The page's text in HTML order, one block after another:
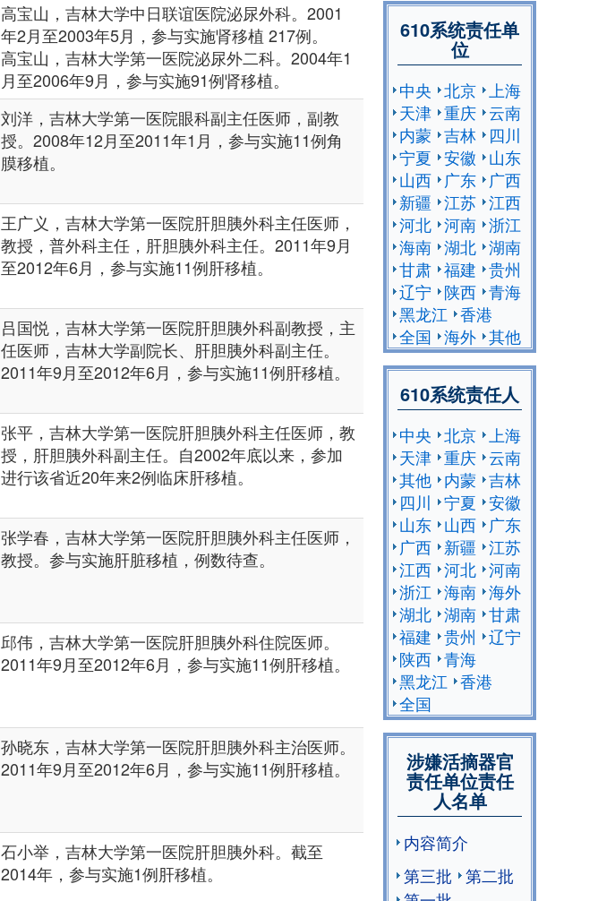
高宝山，吉林大学中日联谊医院泌尿外科。2001
年2月至2003年5月，参与实施肾移植 217例。
高宝山，吉林大学第一医院泌尿外二科。2004年1
月至2006年9月，参与实施91例肾移植。
刘洋，吉林大学第一医院眼科副主任医师，副教
授。2008年12月至2011年1月，参与实施11例角
膜移植。
王广义，吉林大学第一医院肝胆胰外科主任医师，
教授，普外科主任，肝胆胰外科主任。2011年9月
至2012年6月，参与实施11例肝移植。
吕国悦，吉林大学第一医院肝胆胰外科副教授，主
任医师，吉林大学副院长、肝胆胰外科副主任。
2011年9月至2012年6月，参与实施11例肝移植。
张平，吉林大学第一医院肝胆胰外科主任医师，教
授，肝胆胰外科副主任。自2002年底以来，参加
进行该省近20年来2例临床肝移植。
张学春，吉林大学第一医院肝胆胰外科主任医师，
教授。参与实施肝脏移植，例数待查。
邱伟，吉林大学第一医院肝胆胰外科住院医师。
2011年9月至2012年6月，参与实施11例肝移植。
孙晓东，吉林大学第一医院肝胆胰外科主治医师。
2011年9月至2012年6月，参与实施11例肝移植。
石小举，吉林大学第一医院肝胆胰外科。截至
2014年，参与实施1例肝移植。
610系统责任单
位
中央 北京
上海
天津 重庆 云南
内蒙 吉林
四川
宁夏 安徽
山东
山西
广东
广西
新疆 江苏 江西
河北 河南 浙江
海南 湖北 湖南
甘肃 福建 贵州
辽宁
陕西 青海
黑龙江 香港
全国 海外 其他
610系统责任人
中央 北京
上海
天津 重庆 云南
其他 内蒙 吉林
四川
宁夏 安徽
山东 山西
广东
广西 新疆 江苏
江西 河北 河南
浙江 海南 海外
湖北 湖南 甘肃
福建 贵州
辽宁
陕西 青海
黑龙江 香港
全国
涉嫌活摘器官
责任单位责任
人名单
内容简介
第三批
第二批